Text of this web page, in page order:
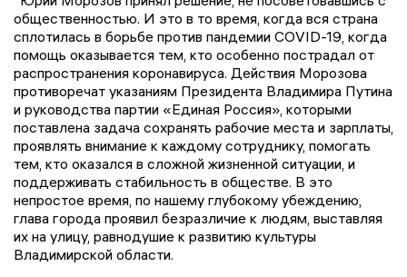
общественностью. И это в то время, когда вся страна
сплотилась в борьбе против пандемии COVID-19, когда
помощь оказывается тем, кто особенно пострадал от
распространения коронавируса. Действия Морозова
противоречат указаниям Президента Владимира Путина
и руководства партии «Единая Россия», которыми
поставлена задача сохранять рабочие места и зарплаты,
проявлять внимание к каждому сотруднику, помогать
тем, кто оказался в сложной жизненной ситуации, и
поддерживать стабильность в обществе. В это
непростое время, по нашему глубокому убеждению,
глава города проявил безразличие к людям, выставляя
их на улицу, равнодушие к развитию культуры
Владимирской области.